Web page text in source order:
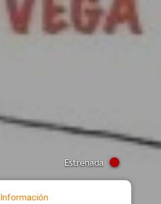
Estrenada
Información